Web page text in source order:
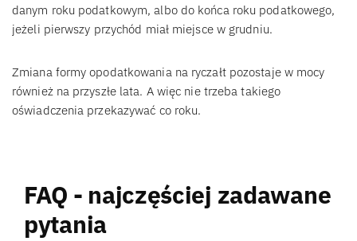
danym roku podatkowym, albo do końca roku podatkowego,
jeżeli pierwszy przychód miał miejsce w grudniu.
Zmiana formy opodatkowania na ryczałt pozostaje w mocy
również na przyszłe lata. A więc nie trzeba takiego
oświadczenia przekazywać co roku.
FAQ - najczęściej zadawane
pytania